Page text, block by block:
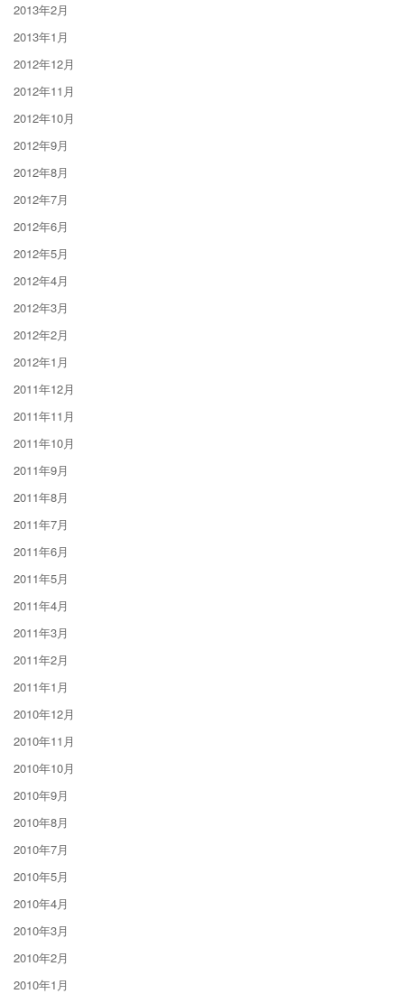
2013年2月
2013年1月
2012年12月
2012年11月
2012年10月
2012年9月
2012年8月
2012年7月
2012年6月
2012年5月
2012年4月
2012年3月
2012年2月
2012年1月
2011年12月
2011年11月
2011年10月
2011年9月
2011年8月
2011年7月
2011年6月
2011年5月
2011年4月
2011年3月
2011年2月
2011年1月
2010年12月
2010年11月
2010年10月
2010年9月
2010年8月
2010年7月
2010年5月
2010年4月
2010年3月
2010年2月
2010年1月